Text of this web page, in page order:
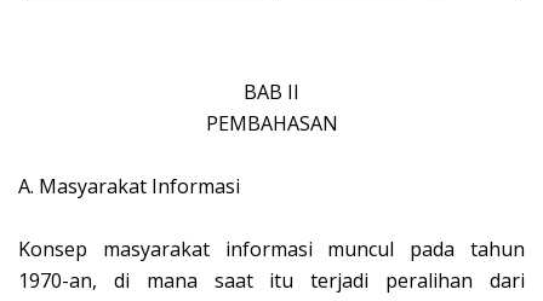
BAB II
PEMBAHASAN
A. Masyarakat Informasi
Konsep masyarakat informasi muncul pada tahun
1970-an, di mana saat itu terjadi peralihan dari